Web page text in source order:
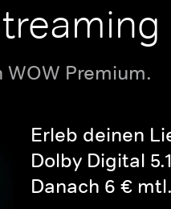
Premium.
Erleb deinen
Dolby Digital
Danach 6 €